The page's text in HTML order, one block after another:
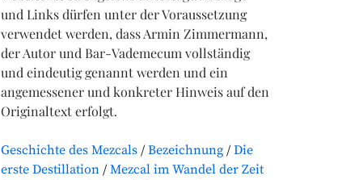
und Links dürfen unter der Voraussetzung
verwendet werden, dass Armin Zimmermann,
der Autor und Bar-Vademecum vollständig
und eindeutig genannt werden und ein
angemessener und konkreter Hinweis auf den
Originaltext erfolgt.
Geschichte des Mezcals Bezeichnung
Die
erste Destillation
Mezcal im Wandel der Zeit